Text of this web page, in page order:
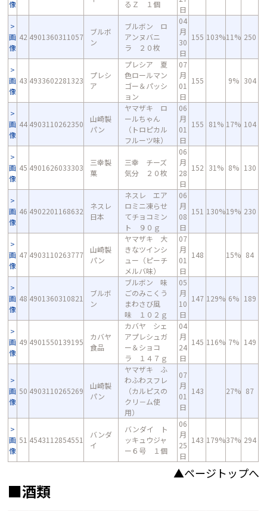
像
るＺ １個
日
画
像
42 4901360311057
ブルボ
ン
ブルボン ロ
アンヌバニ
ラ ２０枚
04
月
30
日
155 103%11% 250
画
像
43 4933602281323
プレシ
ア
プレシア 夏
色ロールマン
ゴー＆パッシ
ョン
07
月
01
日
155 9% 304
画
像
44 4903110262350
山崎製
パン
ヤマザキ ロ
ールちゃん
（トロピカル
フルーツ味）
06
月
01
日
155 81% 17% 104
画
像
45 4901626033303
三幸製
菓
三幸 チーズ
気分 ２０枚
06
月
28
日
152 31% 8% 130
画
像
46 4902201168632
ネスレ
日本
ネスレ エア
ロミニ凍らせ
てチョコミン
ト ９０ｇ
06
月
08
日
151 130%19% 230
画
像
47 4903110263777
山崎製
パン
ヤマザキ 大
きなツインシ
ュー（ピーチ
メルバ味）
07
月
01
日
148 15% 84
画
像
48 4901360310821
ブルボ
ン
ブルボン 味
ごのみこくう
まわさび風
味 １０２ｇ
05
月
10
日
147 129% 6% 189
画
像
49 4901550139195
カバヤ
食品
カバヤ シェ
アプレシュガ
ー＆ショコ
ラ １４７ｇ
04
月
24
日
145 116% 7% 149
画
像
50 4903110265269
山崎製
パン
ヤマザキ ふ
わふわスフレ
（カルピスの
クリ－ム使
用）
07
月
01
日
143 27% 87
画
像
51 4543112854551
バンダ
イ
バンダイ ト
ッキュウジャ
ー６号 １個
06
月
25
日
143 179%37% 294
▲ページトップへ
■酒類